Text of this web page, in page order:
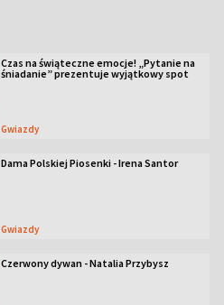
Czas na świąteczne emocje! „Pytanie na
śniadanie” prezentuje wyjątkowy spot
Gwiazdy
Dama Polskiej Piosenki - Irena Santor
Gwiazdy
Czerwony dywan - Natalia Przybysz